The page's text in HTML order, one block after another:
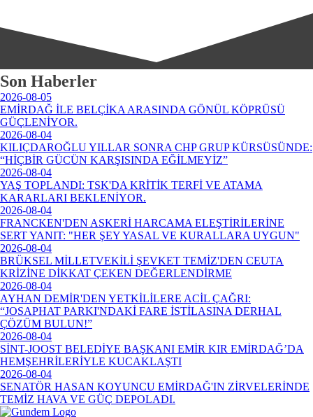
Son Haberler
2026-08-05
EMİRDAĞ İLE BELÇİKA ARASINDA GÖNÜL KÖPRÜSÜ
GÜÇLENİYOR.
2026-08-04
KILIÇDAROĞLU YILLAR SONRA CHP GRUP KÜRSÜSÜNDE:
“HİÇBİR GÜCÜN KARŞISINDA EĞİLMEYİZ”
2026-08-04
YAŞ TOPLANDI: TSK'DA KRİTİK TERFİ VE ATAMA
KARARLARI BEKLENİYOR.
2026-08-04
FRANCKEN'DEN ASKERİ HARCAMA ELEŞTİRİLERİNE
SERT YANIT: "HER ŞEY YASAL VE KURALLARA UYGUN"
2026-08-04
BRÜKSEL MİLLETVEKİLİ ŞEVKET TEMİZ'DEN CEUTA
KRİZİNE DİKKAT ÇEKEN DEĞERLENDİRME
2026-08-04
AYHAN DEMİR'DEN YETKİLİLERE ACİL ÇAĞRI:
“JOSAPHAT PARKI'NDAKİ FARE İSTİLASINA DERHAL
ÇÖZÜM BULUN!”
2026-08-04
SİNT-JOOST BELEDİYE BAŞKANI EMİR KIR EMİRDAĞ’DA
HEMŞEHRİLERİYLE KUCAKLAŞTI
2026-08-04
SENATÖR HASAN KOYUNCU EMİRDAĞ'IN ZİRVELERİNDE
TEMİZ HAVA VE GÜÇ DEPOLADI.